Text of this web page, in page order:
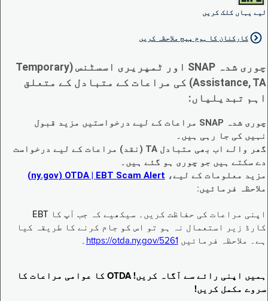
لیے یہاں کلک کریں
کارکنان کا ہوم پیج ملاحظہ کریں
چوری شدہ SNAP اور ٹمپریری اسسٹنس (Temporary
Assistance, TA) کی مراعات کے متبادل کے متعلق
اہم تبدیلیاں:
چوری شدہ SNAP مراعات کے لیے درخواستیں مزید قبول
نہیں کی جا رہی ہیں۔
گھر والے اب بھی متبادل TA (نقد) مراعات کے لیے درخواست
دے سکتے ہیں جو چوری ہو گئے ہیں۔
مزید معلومات کے لیے، EBT Scam Alert ‏| OTDA ‏(ny.gov)
ملاحظہ فرمائیں:
اپنی مراعات کی حفاظت کریں۔ سیکھیے کہ جب آپ کا EBT
کارڈ زیر استعمال نہ ہو تو اس کو جام کرنے کا طریقہ کیا
ہے۔ ملاحظہ فرمائیں https://otda.ny.gov/5261 ۔
ہمیں اپنی رائے سے آگاہ کریں! OTDA کا عوامی مراعات کا
سروے مکمل کریں!